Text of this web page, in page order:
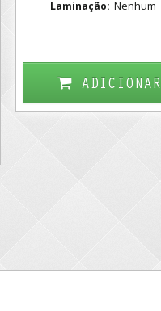
Laminação: Nenhum
ADICIONAR